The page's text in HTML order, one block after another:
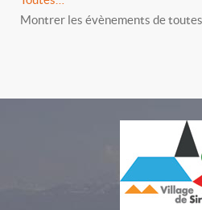
Montrer les évènements de